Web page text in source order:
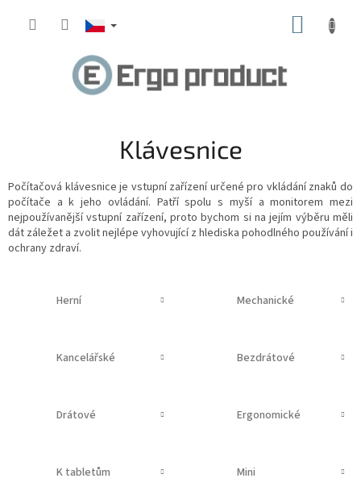
Klávesnice
Počítačová klávesnice je vstupní zařízení určené pro vkládání znaků do
počítače a k jeho ovládání. Patří spolu s myší a monitorem mezi
nejpoužívanější vstupní zařízení, proto bychom si na jejím výběru měli
dát záležet a zvolit nejlépe vyhovující z hlediska pohodlného používání i
ochrany zdraví.
Herní Mechanické
Kancelářské Bezdrátové
Drátové Ergonomické
K tabletům Mini